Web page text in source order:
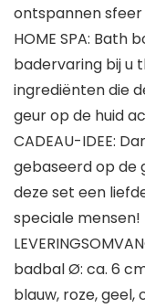
ontspannen
HOME SPA: Bath
badervaring bij u
ingrediënten die
geur op de huid
CADEAU-IDEE:
gebaseerd op de
deze set een
speciale mensen!
badbal Ø: ca. 6
blauw, roze, geel,